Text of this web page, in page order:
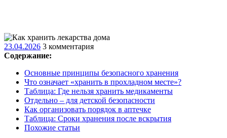
23.04.202623.04.2026
3 комментария
Содержание:
Основные принципы безопасного хранения
Что означает «хранить в прохладном месте»?
Таблица: Где нельзя хранить медикаменты
Отдельно – для детской безопасности
Как организовать порядок в аптечке
Таблица: Сроки хранения после вскрытия
Похожие статьи